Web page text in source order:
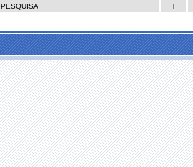
PESQUISA T